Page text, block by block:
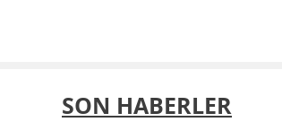
SON HABERLER